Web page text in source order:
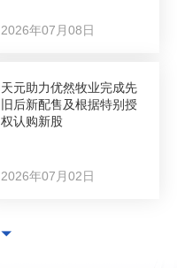
2026年07月08日
天元助力优然牧业完成先
旧后新配售及根据特别授
权认购新股
2026年07月02日